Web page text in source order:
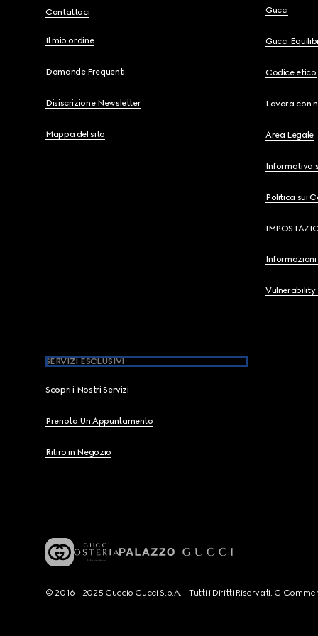
Contattaci
Il mio ordine
Domande Frequenti
Disiscrizione Newsletter
Mappa del sito
Gucci
Gucci
Codice etico
Lavora con
Area Legale
Informativa
Politica sui
Informazioni
Vulnerability
SERVIZI ESCLUSIVI
Scopri i Nostri Servizi
Prenota Un Appuntamento
Ritiro in Negozio
© 2016 - 2025 Guccio Gucci S.p.A. - Tutti i Diritti Riservati. G